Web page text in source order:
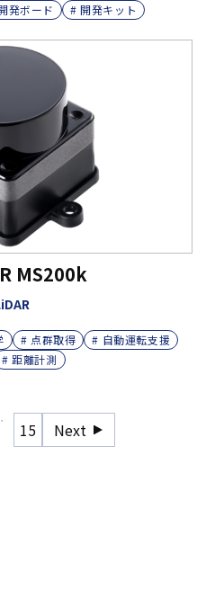
発ボード
# 開発キット
MS200k
# 点群取得
# 自動運転支援
# 距離計測
15 Next